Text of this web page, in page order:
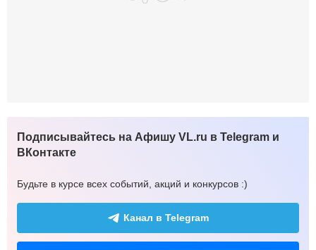
Подписывайтесь на Афишу VL.ru в Telegram и
ВКонтакте
Будьте в курсе всех событий, акций и конкурсов :)
Канал в Telegram